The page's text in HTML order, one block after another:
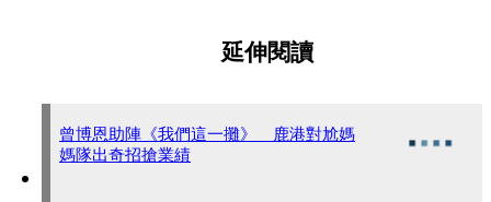
延伸閱讀
曾博恩助陣《我們這一攤》 鹿港對尬媽
媽隊出奇招搶業績